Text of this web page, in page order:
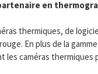
en
thermiques, de
En plus de la
caméras thermiques